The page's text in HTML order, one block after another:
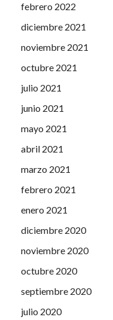
febrero 2022
diciembre 2021
noviembre 2021
octubre 2021
julio 2021
junio 2021
mayo 2021
abril 2021
marzo 2021
febrero 2021
enero 2021
diciembre 2020
noviembre 2020
octubre 2020
septiembre 2020
julio 2020